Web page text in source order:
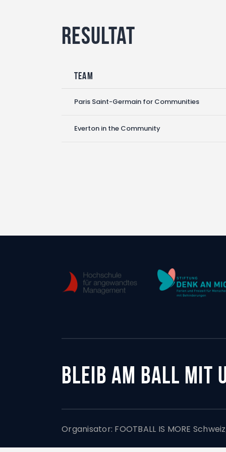
Resultat
Team
Paris Saint-Germain for Communities
Everton in the Community
BLEIB AM BALL MIT
Organisator: FOOTBALL IS MORE